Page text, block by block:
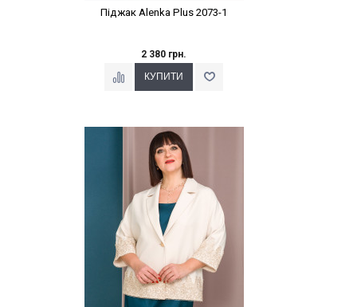
Піджак Alenka Plus 2073-1
2 380 грн.
Наклейки Варіант з %